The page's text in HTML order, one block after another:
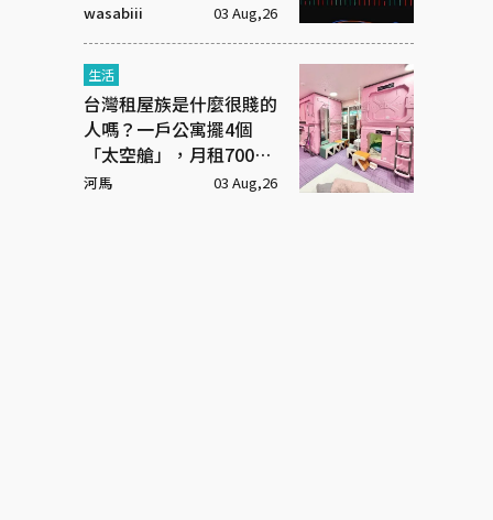
wasabiii 03 Aug,26
生活
台灣租屋族是什麼很賤的
人嗎？一戶公寓擺4個
「太空艙」，月租7000
元
河馬 03 Aug,26